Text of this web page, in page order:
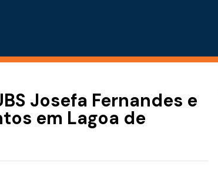
Josefa Fernandes e
em Lagoa de